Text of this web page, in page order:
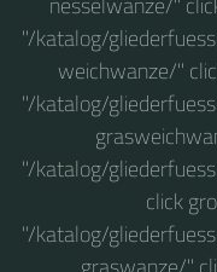
"/katalog/
weichwanze/"
"/katalog/
"/katalog/
click
"/katalog/